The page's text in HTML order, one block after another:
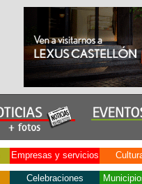
Empresas y servicios
Celebraciones